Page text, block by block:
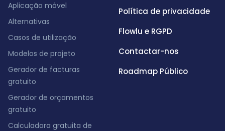
Aplicação móvel
Alternativas
Casos de utilização
Modelos de projeto
Gerador de facturas
gratuito
Gerador de orçamentos
gratuito
Calculadora gratuita de
Política de privacidade
Flowlu e RGPD
Contactar-nos
Roadmap Público